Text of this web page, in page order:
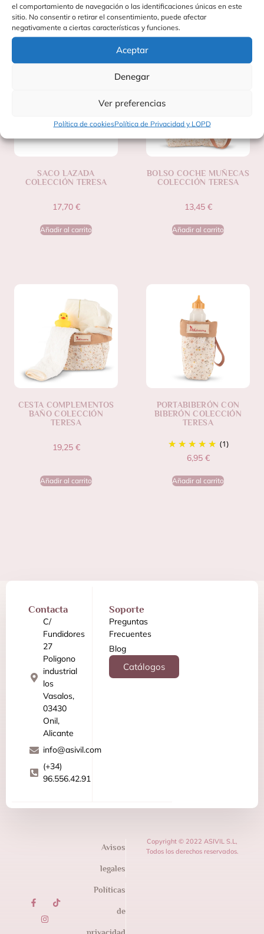
el comportamiento de navegación o las identificaciones únicas en este
sitio. No consentir o retirar el consentimiento, puede afectar
negativamente a ciertas características y funciones.
Aceptar
Denegar
Ver preferencias
Política de cookiesPolítica de Privacidad y LOPD
Productos Relacionados
SACO LAZADA
COLECCIÓN TERESA
17,70 €
Añadir al carrito
BOLSO COCHE MUÑECAS
COLECCIÓN TERESA
13,45 €
Añadir al carrito
CESTA COMPLEMENTOS
BAÑO COLECCIÓN
TERESA
19,25 €
Añadir al carrito
PORTABIBERÓN CON
BIBERÓN COLECCIÓN
TERESA
(1)
6,95 €
Añadir al carrito
Contacta
C/
Fundidores
27
Poligono
industrial
los
Vasalos,
03430
Onil,
Alicante
info@asivil.com
(+34)
96.556.42.91
Soporte
Preguntas
Frecuentes
Blog
Catálogos
Avisos
legales
Políticas
de
Copyright © 2022 ASIVIL S.L,
Todos los derechos reservados.